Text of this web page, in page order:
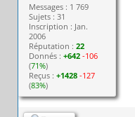
Messages : 1 769
Sujets : 31
Inscription : Jan.
2006
Réputation :22
Donnés :+642 -106
(71%)
Reçus :+1428 -127
(83%)